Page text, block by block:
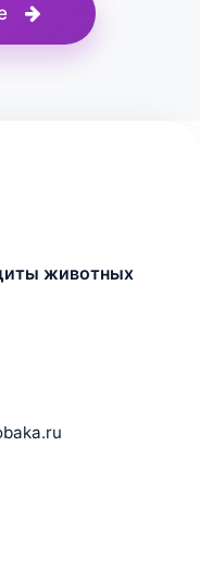
животных